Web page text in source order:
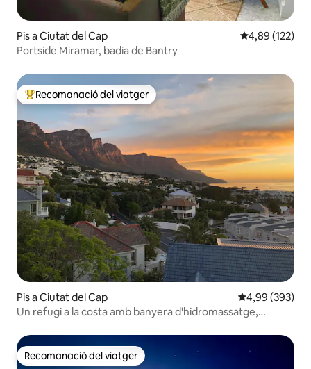
Pis a Ciutat del Cap 4,89 de
4,89 (122)
Portside Miramar, badia de Bantry
Principals recomanacions dels viatgers
Recomanació del viatger
Pis a Ciutat del Cap 4,99 de
4,99 (393)
Un refugi a la costa amb banyera d'hidromassatge,
Recomanació del viatger
Recomanació del viatger